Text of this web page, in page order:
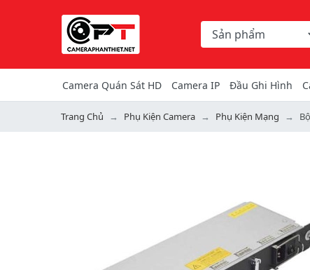
Chọn danh mục tìm
Từ khóa hoặc mã hàng
Camera Quán Sát HD Camera IP Đầu Ghi Hình
Trang Chủ Phụ Kiện Camera Phụ Kiện Mạng